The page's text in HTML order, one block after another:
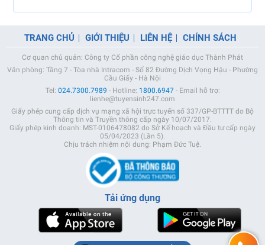
TRANG CHỦ GIỚI THIỆU LIÊN HỆ CHÍNH SÁCH
Cơ quan chủ quản: Công ty Cổ phần công nghệ giáo dục Thành Phát
Văn phòng: Tầng 7 - Tòa nhà Intracom - Số 82 Đường Dịch Vọng Hậu - Phường
Cầu Giấy - Hà Nội
Tel: 024.7300.7989 - Hotline: 1800.6947- Email hỗ trợ:
lienhe@tuyensinh247.com
Giấy phép cung cấp dịch vụ mạng xã hội trực tuyến số 337/GP-BTTTT do Bộ
Thông tin và Truyền thông cấp ngày 10/07/2017.
Giấy phép kinh doanh: MST-0106478082 do Sở Kế hoạch và Đầu tư cấp ngày
05/04/2023 (Lần 5).
Chịu trách nhiệm nội dung: Phạm Đức Tuệ.
Tải ứng dụng